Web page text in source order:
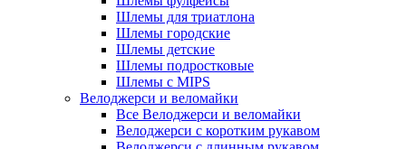
Шлемы для триатлона
Шлемы городские
Шлемы детские
Шлемы подростковые
Шлемы с MIPS
Велоджерси и веломайки
Все Велоджерси и веломайки
Велоджерси с коротким рукавом